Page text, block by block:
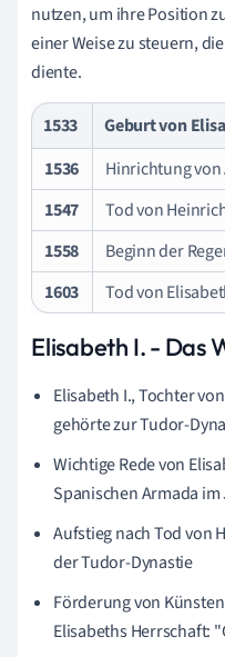
nutzen, um ihre Position
einer Weise zu steuern,
diente.
1533
Geburt von
1536
Hinrichtung von
1547
Tod von
1558
Beginn der
1603
Tod von
Elisabeth I. - Das
Elisabeth I., Tochter
gehörte zur Tudor-
Wichtige Rede von
Spanischen Armada im
Aufstieg nach Tod von
der Tudor-Dynastie
Förderung von
Elisabeths Herrschaft: